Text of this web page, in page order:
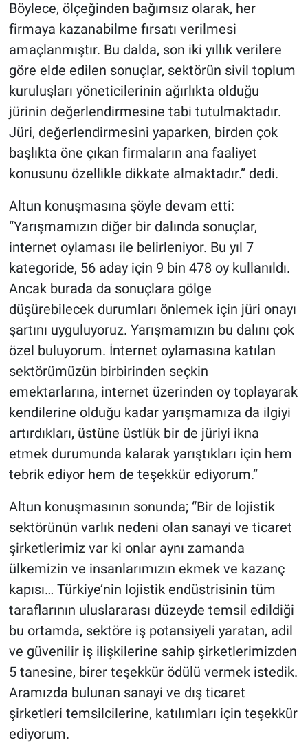
Böylece, ölçeğinden bağımsız olarak, her
firmaya kazanabilme fırsatı verilmesi
amaçlanmıştır. Bu dalda, son iki yıllık verilere
göre elde edilen sonuçlar, sektörün sivil toplum
kuruluşları yöneticilerinin ağırlıkta olduğu
jürinin değerlendirmesine tabi tutulmaktadır.
Jüri, değerlendirmesini yaparken, birden çok
başlıkta öne çıkan firmaların ana faaliyet
konusunu özellikle dikkate almaktadır.” dedi.
Altun konuşmasına şöyle devam etti:
“Yarışmamızın diğer bir dalında sonuçlar,
internet oylaması ile belirleniyor. Bu yıl 7
kategoride, 56 aday için 9 bin 478 oy kullanıldı.
Ancak burada da sonuçlara gölge
düşürebilecek durumları önlemek için jüri onayı
şartını uyguluyoruz. Yarışmamızın bu dalını çok
özel buluyorum. İnternet oylamasına katılan
sektörümüzün birbirinden seçkin
emektarlarına, internet üzerinden oy toplayarak
kendilerine olduğu kadar yarışmamıza da ilgiyi
artırdıkları, üstüne üstlük bir de jüriyi ikna
etmek durumunda kalarak yarıştıkları için hem
tebrik ediyor hem de teşekkür ediyorum.”
Altun konuşmasının sonunda; “Bir de lojistik
sektörünün varlık nedeni olan sanayi ve ticaret
şirketlerimiz var ki onlar aynı zamanda
ülkemizin ve insanlarımızın ekmek ve kazanç
kapısı… Türkiye’nin lojistik endüstrisinin tüm
taraflarının uluslararası düzeyde temsil edildiği
bu ortamda, sektöre iş potansiyeli yaratan, adil
ve güvenilir iş ilişkilerine sahip şirketlerimizden
5 tanesine, birer teşekkür ödülü vermek istedik.
Aramızda bulunan sanayi ve dış ticaret
şirketleri temsilcilerine, katılımları için teşekkür
ediyorum.